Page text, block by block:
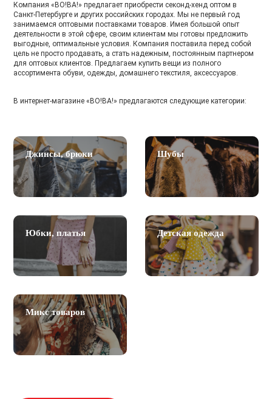
Компания «ВО!ВА!» предлагает приобрести секонд-хенд оптом в
Санкт-Петербурге и других российских городах. Мы не первый год
занимаемся оптовыми поставками товаров. Имея большой опыт
деятельности в этой сфере, своим клиентам мы готовы предложить
выгодные, оптимальные условия. Компания поставила перед собой
цель не просто продавать, а стать надежным, постоянным партнером
для оптовых клиентов. Предлагаем купить вещи из полного
ассортимента обуви, одежды, домашнего текстиля, аксессуаров.
В интернет-магазине «ВО!ВА!» предлагаются следующие категории:
Джинсы, брюки Шубы
Юбки, платья Детская одежда
Микс товаров